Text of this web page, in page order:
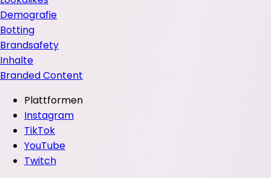
Demografie
Botting
Brandsafety
Inhalte
Branded Content
Plattformen
Instagram
TikTok
YouTube
Twitch